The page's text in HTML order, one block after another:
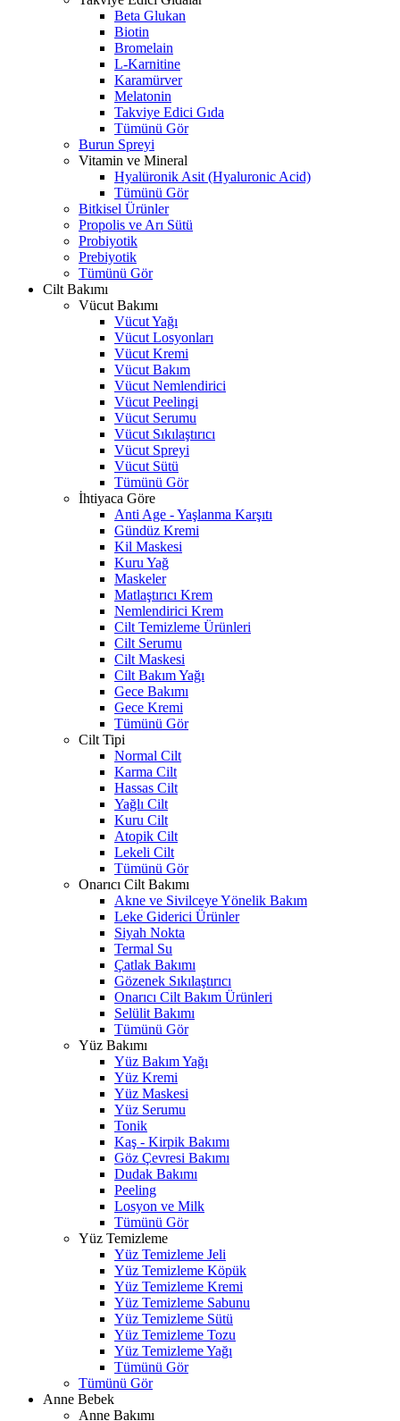
Beta Glukan
Biotin
Bromelain
L-Karnitine
Karamürver
Melatonin
Takviye Edici Gıda
Tümünü Gör
Burun Spreyi
Vitamin ve Mineral
Hyalüronik Asit (Hyaluronic Acid)
Tümünü Gör
Bitkisel Ürünler
Propolis ve Arı Sütü
Probiyotik
Prebiyotik
Tümünü Gör
Cilt Bakımı
Vücut Bakımı
Vücut Yağı
Vücut Losyonları
Vücut Kremi
Vücut Bakım
Vücut Nemlendirici
Vücut Peelingi
Vücut Serumu
Vücut Sıkılaştırıcı
Vücut Spreyi
Vücut Sütü
Tümünü Gör
İhtiyaca Göre
Anti Age - Yaşlanma Karşıtı
Gündüz Kremi
Kil Maskesi
Kuru Yağ
Maskeler
Matlaştırıcı Krem
Nemlendirici Krem
Cilt Temizleme Ürünleri
Cilt Serumu
Cilt Maskesi
Cilt Bakım Yağı
Gece Bakımı
Gece Kremi
Tümünü Gör
Cilt Tipi
Normal Cilt
Karma Cilt
Hassas Cilt
Yağlı Cilt
Kuru Cilt
Atopik Cilt
Lekeli Cilt
Tümünü Gör
Onarıcı Cilt Bakımı
Akne ve Sivilceye Yönelik Bakım
Leke Giderici Ürünler
Siyah Nokta
Termal Su
Çatlak Bakımı
Gözenek Sıkılaştırıcı
Onarıcı Cilt Bakım Ürünleri
Selülit Bakımı
Tümünü Gör
Yüz Bakımı
Yüz Bakım Yağı
Yüz Kremi
Yüz Maskesi
Yüz Serumu
Tonik
Kaş - Kirpik Bakımı
Göz Çevresi Bakımı
Dudak Bakımı
Peeling
Losyon ve Milk
Tümünü Gör
Yüz Temizleme
Yüz Temizleme Jeli
Yüz Temizleme Köpük
Yüz Temizleme Kremi
Yüz Temizleme Sabunu
Yüz Temizleme Sütü
Yüz Temizleme Tozu
Yüz Temizleme Yağı
Tümünü Gör
Tümünü Gör
Anne Bebek
Anne Bakımı